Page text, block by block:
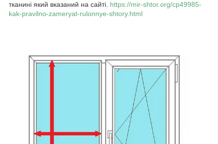
тканині який вказаний на сайті. https://mir-shtor.org/cp49985-
kak-pravilno-zameryat-rulonnye-shtory.html